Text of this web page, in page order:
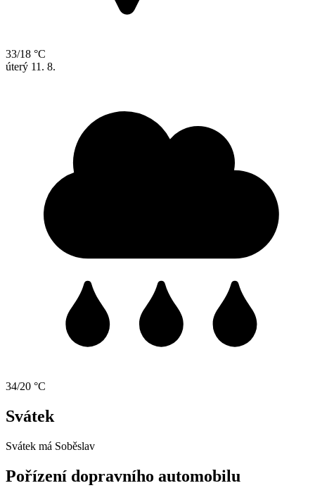
33/18 °C
úterý 11. 8.
34/20 °C
Svátek
Svátek má Soběslav
Pořízení dopravního automobilu